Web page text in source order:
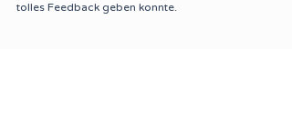
tolles Feedback geben konnte.